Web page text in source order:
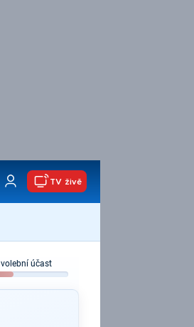
TV živě
volební účast